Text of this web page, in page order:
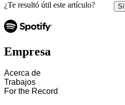
¿Te resultó útil este artículo? Sí
Empresa
Acerca de
Trabajos
For the Record